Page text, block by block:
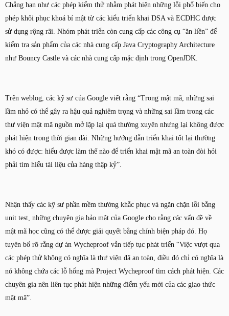
Chẳng hạn như các phép kiểm thử nhằm phát hiện những lỗi phổ biến cho
phép khôi phục khoá bí mật từ các kiểu triển khai DSA và ECDHC được
sử dụng rộng rãi. Nhóm phát triển còn cung cấp các công cụ “ăn liền” để
kiểm tra sản phẩm của các nhà cung cấp Java Cryptography Architecture
như Bouncy Castle và các nhà cung cấp mặc định trong OpenJDK.
Trên weblog, các kỹ sư của Google viết rằng “Trong mật mã, những sai
lầm nhỏ có thể gây ra hậu quả nghiêm trọng và những sai lầm trong các
thư viện mật mã nguồn mở lặp lại quá thường xuyên nhưng lại không được
phát hiện trong thời gian dài. Những hướng dẫn triển khai tốt lại thường
khó có được: hiểu được làm thế nào để triển khai mật mã an toàn đòi hỏi
phải tìm hiểu tài liệu của hàng thập kỷ”.
Nhận thấy các kỹ sư phần mềm thường khắc phục và ngăn chặn lỗi bằng
unit test, những chuyên gia bảo mật của Google cho rằng các vấn đề về
mật mã học cũng có thể được giải quyết bằng chính biện pháp đó. Họ
tuyên bố rõ rằng dự án Wycheproof vẫn tiếp tục phát triển “Việc vượt qua
các phép thử không có nghĩa là thư viện đã an toàn, điều đó chỉ có nghĩa là
nó không chứa các lỗ hổng mà Project Wycheproof tìm cách phát hiện. Các
chuyên gia nên liên tục phát hiện những điểm yếu mới của các giao thức
mật mã”.